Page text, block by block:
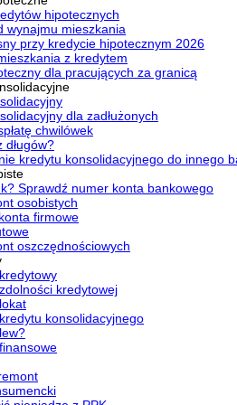
hipotecznych
wynajmu mieszkania
przy kredycie hipotecznym 2026
z kredytem
dla pracujących za granicą
dla zadłużonych
chwilówek
długów?
kredytu konsolidacyjnego do innego
Sprawdź numer konta bankowego
osobistych
firmowe
oszczędnościowych
kredytowej
konsolidacyjnego